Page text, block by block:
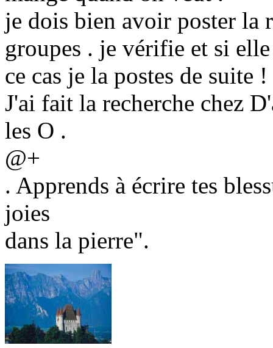
je dois bien avoir poster la
groupes . je vérifie et si elle
ce cas je la postes de suite !
J'ai fait la recherche chez
les O .
@+
. Apprends à écrire tes
joies
dans la pierre".